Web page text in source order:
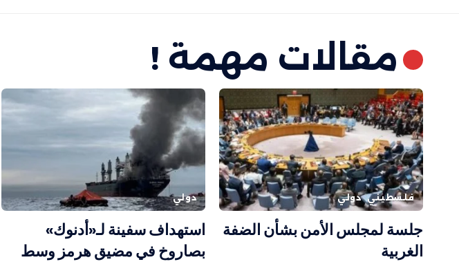
مقالات مهمة !
فلسطيني دولي
جلسة لمجلس الأمن بشأن الضفة
الغربية
دولي
استهداف سفينة لـ«أدنوك»
بصاروخ في مضيق هرمز وسط